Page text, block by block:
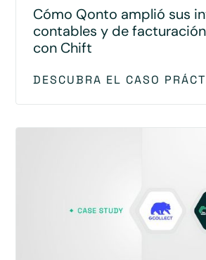
Cómo Qonto amplió sus
contables y de
con Chift
DESCUBRA EL CASO